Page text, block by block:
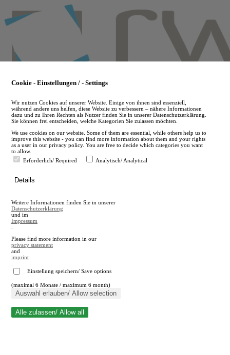
to
main
en
A
A
Suche schließen
Cookie - Einstellungen / - Settings
Wir nutzen Cookies auf unserer Website. Einige von ihnen sind essenziell,
während andere uns helfen, diese Website zu verbessern – nähere Informationen
dazu und zu Ihren Rechten als Nutzer finden Sie in unserer Datenschutzerklärung.
Sie können frei entscheiden, welche Kategorien Sie zulassen möchten.
We use cookies on our website. Some of them are essential, while others help us to
improve this website - you can find more information about them and your rights
as a user in our privacy policy. You are free to decide which categories you want
to allow.
Erforderlich/ Required
Analytisch/ Analytical
Details
Weitere Informationen finden Sie in unserer
Datenschutzerklärung
und im
Impressum
Please find more information in our
privacy statement
and
imprint
Einstellung speichern/ Save options
(maximal 6 Monate / maximum 6 month)
Auswahl erlauben/ Allow selection
Alle zulassen/ Allow all